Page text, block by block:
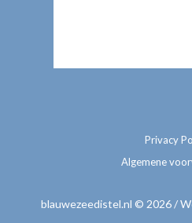
blauwezeedistel.nl © 2026 /
Privacy
Algemene